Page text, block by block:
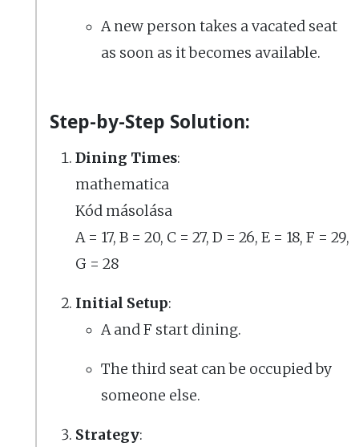
A new person takes a vacated seat
as soon as it becomes available.
Step-by-Step Solution:
Dining Times:
mathematica
Kód másolása
A = 17, B = 20, C = 27, D = 26, E = 18, F = 29,
G = 28
Initial Setup:
A and F start dining.
The third seat can be occupied by
someone else.
Strategy: